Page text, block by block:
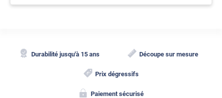
Durabilité jusqu'à 15 ans Découpe sur mesure
Prix dégressifs
Paiement sécurisé